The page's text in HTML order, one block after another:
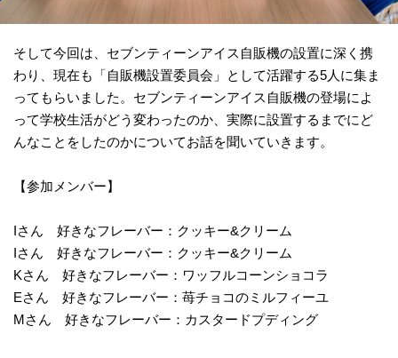
そして今回は、セブンティーンアイス自販機の設置に深く携
わり、現在も「自販機設置委員会」として活躍する5人に集ま
ってもらいました。セブンティーンアイス自販機の登場によ
って学校生活がどう変わったのか、実際に設置するまでにど
んなことをしたのかについてお話を聞いていきます。
【参加メンバー】
Iさん 好きなフレーバー：クッキー&クリーム
Iさん 好きなフレーバー：クッキー&クリーム
Kさん 好きなフレーバー：ワッフルコーンショコラ
Eさん 好きなフレーバー：苺チョコのミルフィーユ
Mさん 好きなフレーバー：カスタードプディング